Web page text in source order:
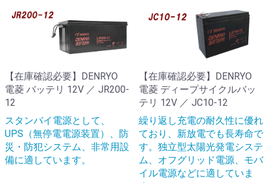
【在庫確認必要】DENRYO
電菱 バッテリ 12V ／ JR200-
12
スタンバイ電源として、
UPS（無停電電源装置）、防
災・防犯システム、非常用設
備に適しています。
【在庫確認必要】DENRYO
電菱 ディープサイクルバッ
テリ 12V ／ JC10-12
繰り返し充電の耐久性に優れ
ており、新放電でも長寿命で
す。独立型太陽光発電システ
ム、オフグリッド電源、モバ
イル電源などに適していま